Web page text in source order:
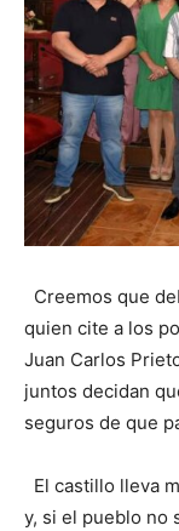
Creemos que
quien cite a los
Juan Carlos
juntos decidan
seguros de que
El castillo lleva
y, si el pueblo no